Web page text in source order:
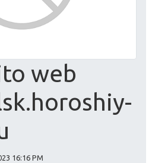
web
16:16 PM